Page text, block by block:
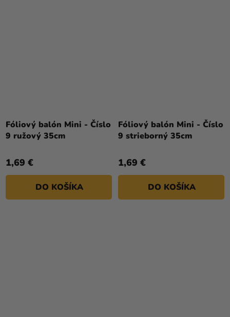
Fóliový balón Mini - Číslo
9 ružový 35cm
1,69 €
DO KOŠÍKA
Fóliový balón Mini - Číslo
9 strieborný 35cm
1,69 €
DO KOŠÍKA